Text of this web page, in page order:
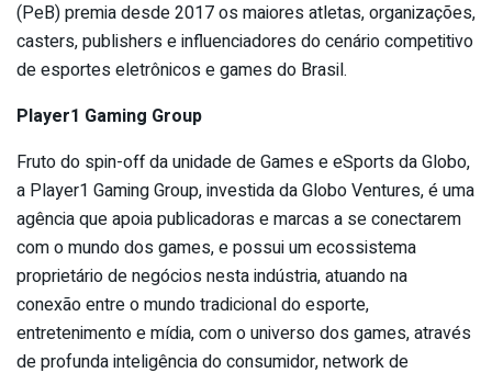
(PeB) premia desde 2017 os maiores atletas, organizações,
casters, publishers e influenciadores do cenário competitivo
de esportes eletrônicos e games do Brasil.
Player1 Gaming Group
Fruto do spin-off da unidade de Games e eSports da Globo,
a Player1 Gaming Group, investida da Globo Ventures, é uma
agência que apoia publicadoras e marcas a se conectarem
com o mundo dos games, e possui um ecossistema
proprietário de negócios nesta indústria, atuando na
conexão entre o mundo tradicional do esporte,
entretenimento e mídia, com o universo dos games, através
de profunda inteligência do consumidor, network de